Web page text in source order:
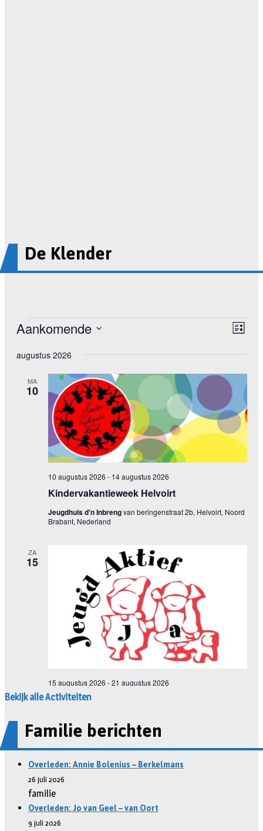
De Klender
Bekijk alle Activiteiten
Familie berichten
Overleden: Annie Bolenius – Berkelmans
26 juli 2026
familie
Overleden: Jo van Geel – van Oort
9 juli 2026